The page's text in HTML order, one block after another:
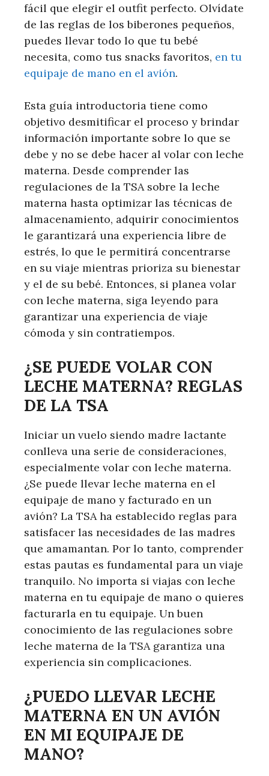
fácil que elegir el outfit perfecto. Olvídate
de las reglas de los biberones pequeños,
puedes llevar todo lo que tu bebé
necesita, como tus snacks favoritos, en tu
equipaje de mano en el avión.
Esta guía introductoria tiene como
objetivo desmitificar el proceso y brindar
información importante sobre lo que se
debe y no se debe hacer al volar con leche
materna. Desde comprender las
regulaciones de la TSA sobre la leche
materna hasta optimizar las técnicas de
almacenamiento, adquirir conocimientos
le garantizará una experiencia libre de
estrés, lo que le permitirá concentrarse
en su viaje mientras prioriza su bienestar
y el de su bebé. Entonces, si planea volar
con leche materna, siga leyendo para
garantizar una experiencia de viaje
cómoda y sin contratiempos.
¿SE PUEDE VOLAR CON
LECHE MATERNA? REGLAS
DE LA TSA
Iniciar un vuelo siendo madre lactante
conlleva una serie de consideraciones,
especialmente volar con leche materna.
¿Se puede llevar leche materna en el
equipaje de mano y facturado en un
avión? La TSA ha establecido reglas para
satisfacer las necesidades de las madres
que amamantan. Por lo tanto, comprender
estas pautas es fundamental para un viaje
tranquilo. No importa si viajas con leche
materna en tu equipaje de mano o quieres
facturarla en tu equipaje. Un buen
conocimiento de las regulaciones sobre
leche materna de la TSA garantiza una
experiencia sin complicaciones.
¿PUEDO LLEVAR LECHE
MATERNA EN UN AVIÓN
EN MI EQUIPAJE DE
MANO?